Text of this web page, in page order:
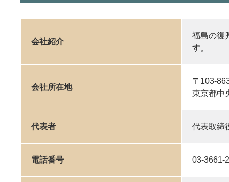
会社紹介
福島の復
す。
会社所在地
〒103-
東京都中
代表者 代表取
電話番号 03-3661-